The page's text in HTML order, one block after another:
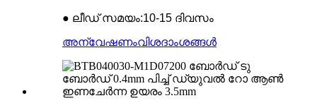
● ലീഡ് സമയം:10-15 ദിവസം
അന്വേഷണംവിശദാംശങ്ങൾ